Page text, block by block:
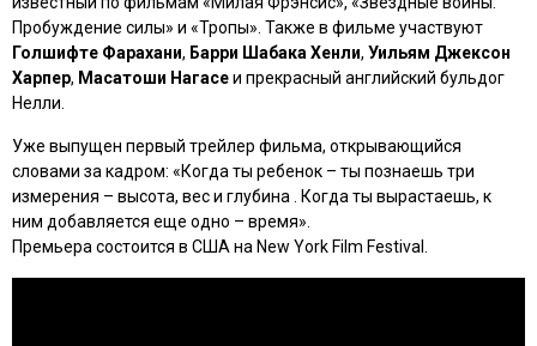
Пробуждение силы» и «Тропы». Также в фильме участвуют
Голшифте Фарахани, Барри Шабака Хенли, Уильям Джексон
Харпер, Масатоши Нагасеи прекрасный английский бульдог
Нелли.
Уже выпущен первый трейлер фильма, открывающийся
словами за кадром: «Когда ты ребенок – ты познаешь три
измерения – высота, вес и глубина . Когда ты вырастаешь, к
ним добавляется еще одно – время».
Премьера состоится в США на New York Film Festival.